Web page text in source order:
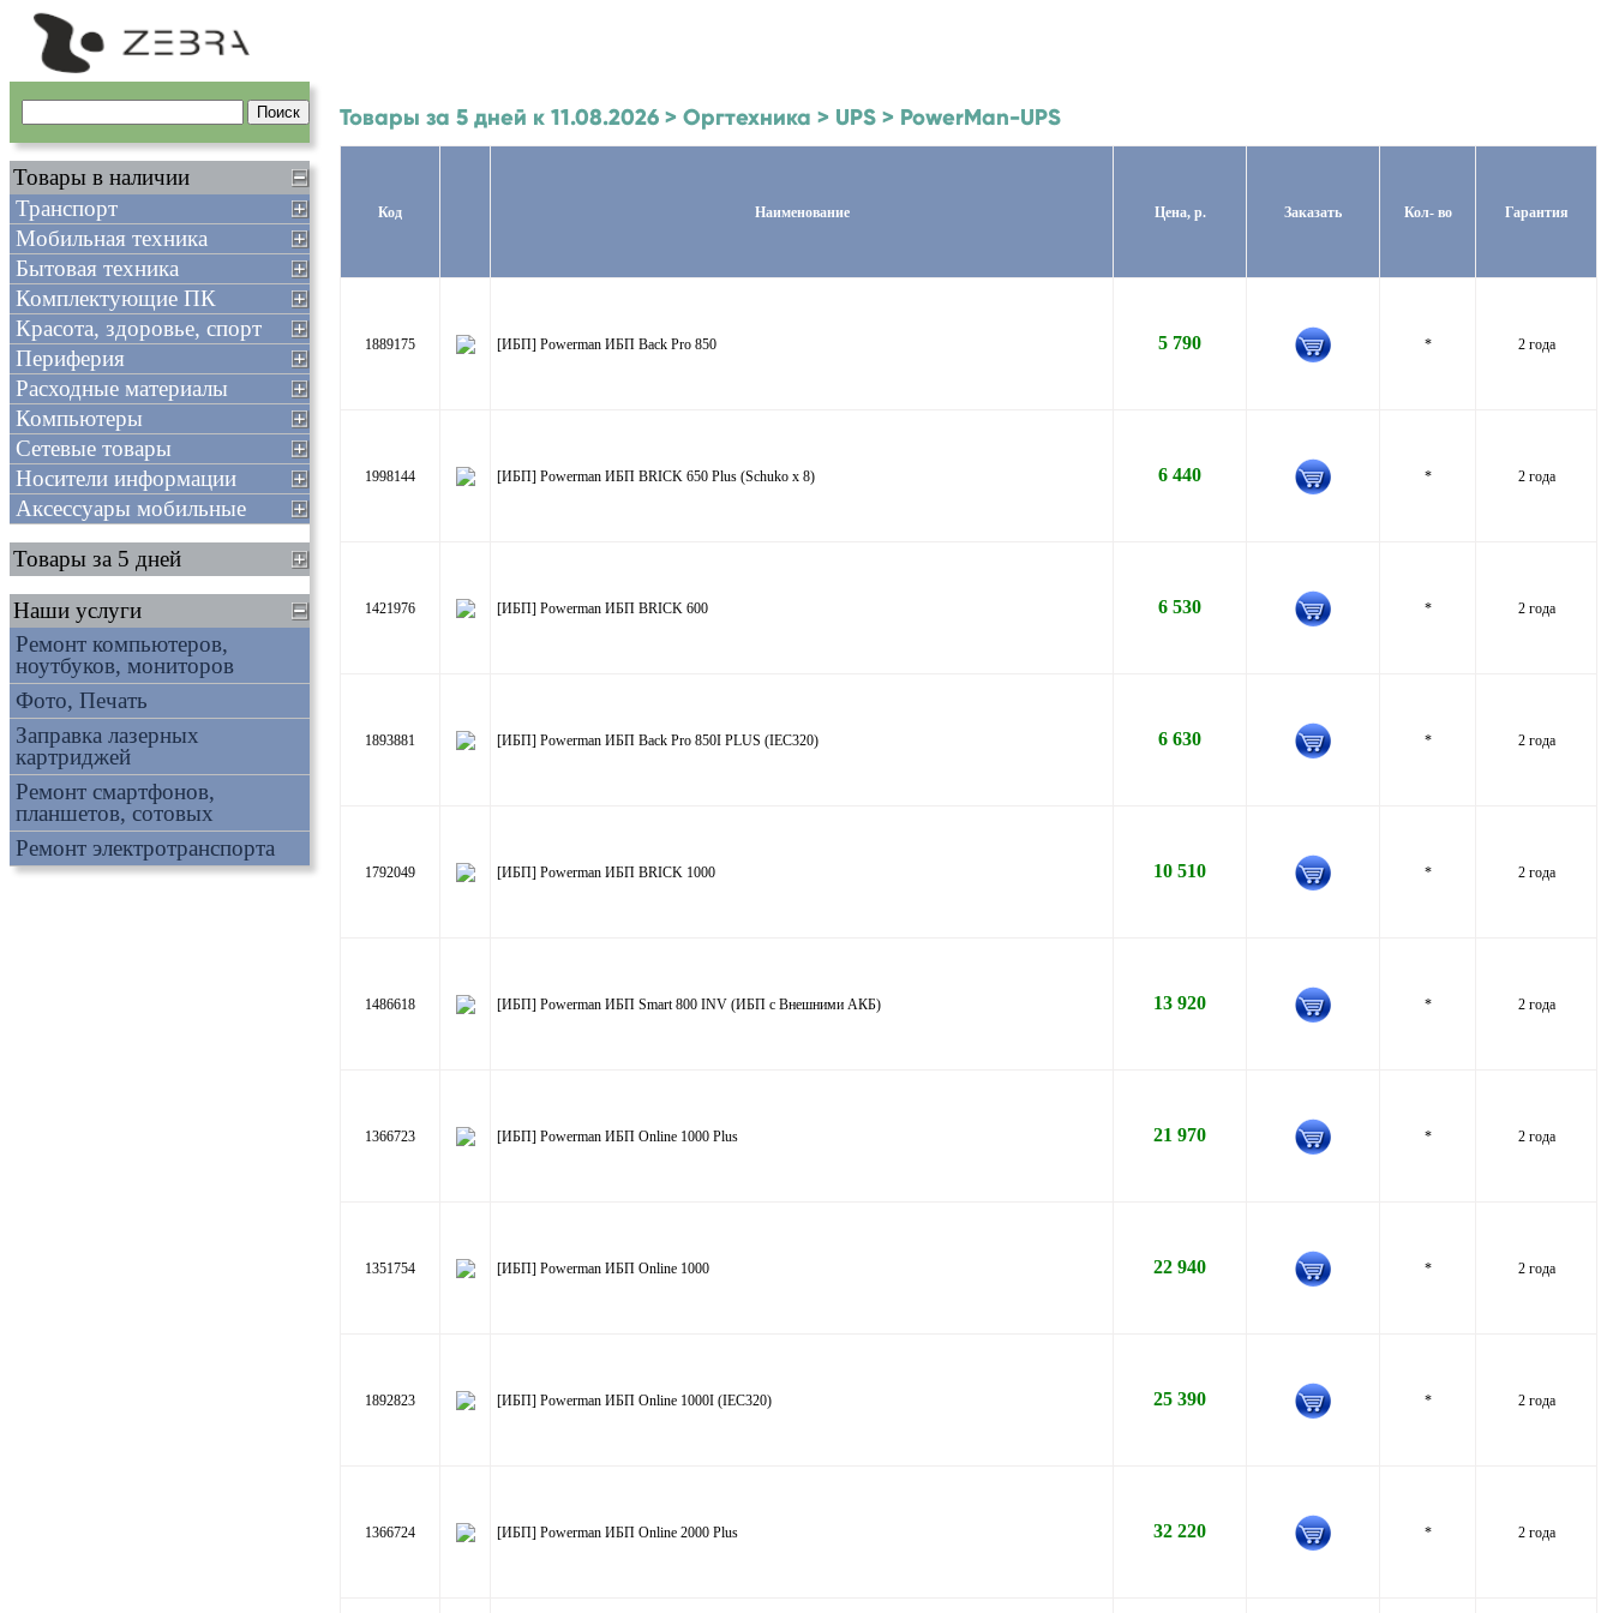
Товары за 5 дней к 11.08.2026 > Оргтехника > UPS > PowerMan-UPS
Код Наименование Цена, р. Заказать Кол- во Гарантия
1889175 [ИБП] Powerman ИБП Back Pro 850 5 790 * 2 года
1998144 [ИБП] Powerman ИБП BRICK 650 Plus (Schuko x 8) 6 440 * 2 года
1421976 [ИБП] Powerman ИБП BRICK 600 6 530 * 2 года
1893881 [ИБП] Powerman ИБП Back Pro 850I PLUS (IEC320) 6 630 * 2 года
1792049 [ИБП] Powerman ИБП BRICK 1000 10 510 * 2 года
1486618 [ИБП] Powerman ИБП Smart 800 INV (ИБП с Внешними АКБ) 13 920 * 2 года
1366723 [ИБП] Powerman ИБП Online 1000 Plus 21 970 * 2 года
1351754 [ИБП] Powerman ИБП Online 1000 22 940 * 2 года
1892823 [ИБП] Powerman ИБП Online 1000I (IEC320) 25 390 * 2 года
1366724 [ИБП] Powerman ИБП Online 2000 Plus 32 220 * 2 года
Товары в наличии
Транспорт
Мобильная техника
Бытовая техника
Комплектующие ПК
Красота, здоровье, спорт
Периферия
Расходные материалы
Компьютеры
Сетевые товары
Носители информации
Аксессуары мобильные
Товары за 5 дней
Наши услуги
Ремонт компьютеров,
ноутбуков, мониторов
Фото, Печать
Заправка лазерных
картриджей
Ремонт смартфонов,
планшетов, сотовых
Ремонт электротранспорта